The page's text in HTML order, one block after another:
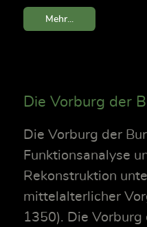
Mehr...
Die Vorburg der
Die Vorburg der
Funktionsanalyse
Rekonstruktion
mittelalterlicher
1350). Die